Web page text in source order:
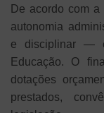
De acordo com a
autonomia
e disciplinar —
Educação. O
dotações
prestados,